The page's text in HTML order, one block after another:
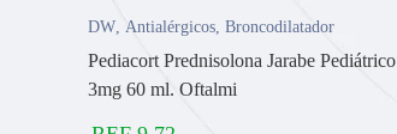
DW, Antialérgicos, Broncodilatador
Pediacort Prednisolona Jarabe Pediátrico
3mg 60 ml. Oftalmi